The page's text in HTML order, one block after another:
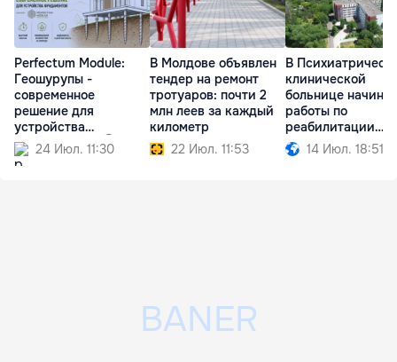
Perfectum Module:
Геошурупы -
современное
решение для
устройства
фундаментов Ⓟ
24 Июл. 11:30
В Молдове объявлен
тендер на ремонт
тротуаров: почти 2
млн леев за каждый
километр
22 Июл. 11:53
В
клинической
больнице
работы по
реабилитации
корпусов
14 Июл. 18:51